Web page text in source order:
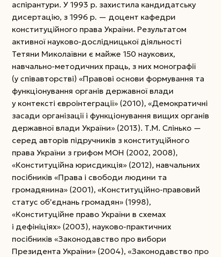
аспірантури. У 1993 р. захистила кандидатську
дисертацію, з 1996 р. — доцент кафедри
конституційного права України. Результатом
активної науково-дослідницької діяльності
Тетяни Миколаївни є майже 150 наукових,
навчально-методичних праць, з них монографії
(у співавторстві) «Правові основи формування та
функціо­нування органів державної влади
у контексті євроінтеграції» (2010), «Демократичні
засади організації і функціонування вищих органів
державної влади України» (2013). Т.М. Слінько —
серед авторів підручників з конституційного
права України з грифом МОН (2002, 2008),
«Конституційна юрисдикція» (2012), навчальних
посібників «Права і свободи людини та
громадянина» (2001), «Конституційно-правовий
статус об’єднань громадян» (1998),
«Конституційне право України в схемах
і дефініціях» (2003), науково-практичних
посібників «Законодавство про вибори
Президента України» (2004), «Законодавство про